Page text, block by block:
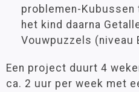
problemen-Kubussen
het kind daarna
Vouwpuzzels (niveau
Een project duurt 4
ca. 2 uur per week met